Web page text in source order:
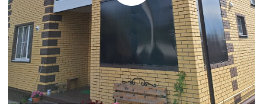
Доступно в цветах: